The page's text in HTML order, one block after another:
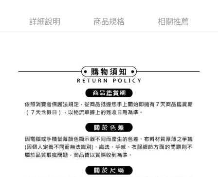
成交易。
1.分期款項不併入電信帳單，「大哥付你分期」於每月結算日後寄送繳費提
2.透過簡訊連結打開帳單後，可選擇「超商條碼／台灣大直營門市／銀行轉
帳／街口支付／iPASS MONEY」等通路繳費。
1.本服務係由「台灣大哥大股份有限公司」（以下簡稱本公司）所提供，讓
用戶於交易時，得透過本服務購買商品或服務，並由商店將買賣／分期付款
買賣價金債權讓與本公司後，依約使用本公司帳單繳交帳款。
2.基於同意付款使用「大哥付你分期」之契約關係目的，商店將以您的個人
由本公司與您本人進行分期帳單所需資料之確認、核對及更正。
【關於「AFTEE先享後付」】
AFTEE先享後付是「在收到商品之後才付款」的支付方式。 讓您購物簡單
【「AFTEE先享後付」結帳流程】
１．於結帳方式選擇「AFTEE先享後付」後，將跳轉至「AFTEE先享後付」
結帳頁面，進行簡訊認證並確認金額後，即可完成結帳。
２．訂單成立數日內，您將收到繳費通知簡訊。
３．收到繳費通知簡訊後14天內，點擊此簡訊中的連結，可透過四大超商／
ATM／網路銀行／等多元方式進行付款，方視為交易完成。
※ 請注意：結帳手續完成當下不需立刻繳費，但若您需要取消訂單，請聯絡
購買商品的店家。未經商家同意取消之訂單仍視為有效，需透過AFTEE先享
後付繳納相關費用。
※ 交易是否成功請以「AFTEE先享後付 」之結帳頁面顯示為準，若有關於
是否繳費成功／繳費後需取消欲退款等相關疑問，請聯繫「AFTEE先享後付
https://netprotections.freshdesk.com/support/home
ATM付款
免運費
免運費
付款後萊爾富取貨
詳細說明 商品規格 相關推薦